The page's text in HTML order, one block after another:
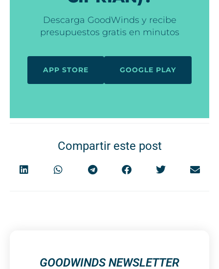
Descarga GoodWinds y recibe
presupuestos gratis en minutos
APP STORE GOOGLE PLAY
Compartir este post
GOODWINDS NEWSLETTER